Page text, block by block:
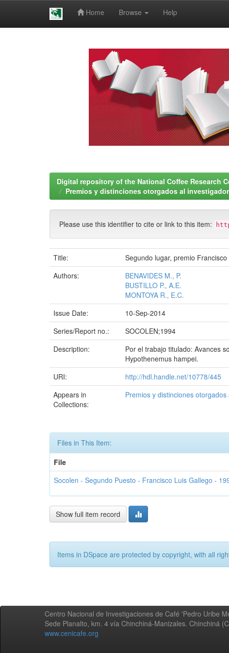
Home Browse Help
Digital repository of the National Coffee Research
Premios y distinciones otorgados al investigador
Please use this identifier to cite or link to this item:
Title:
Segundo lugar, premio
Authors:
BENAVIDES M., P.
BUSTILLO P., A.E.
MONTOYA R., E.C.
Issue Date:
10-Sep-2014
Series/Report no.:
SOCOLEN;1994
Description:
Por el trabajo titulado: Avances
Hypothenemus hampei.
URI:
http://hdl.handle.net/10778/445
Appears in
Collections:
Premios y distinciones
Files in This Item:
File
Socolen - Segundo Puesto - Francisco Luis Gallego -
Show full item record
Items in DSpace are protected by copyright, with all
Centro Nacional de Investigaciones de Café 'Pedro Uribe
Sede Planalto, km. 4 vía Chinchiná-Manizales. Chinchiná
www.cenicafe.org